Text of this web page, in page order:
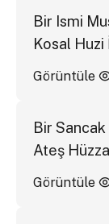
Bir Ismi
Kosal Huzi
Görüntüle
Bir
Ateş
Görüntüle